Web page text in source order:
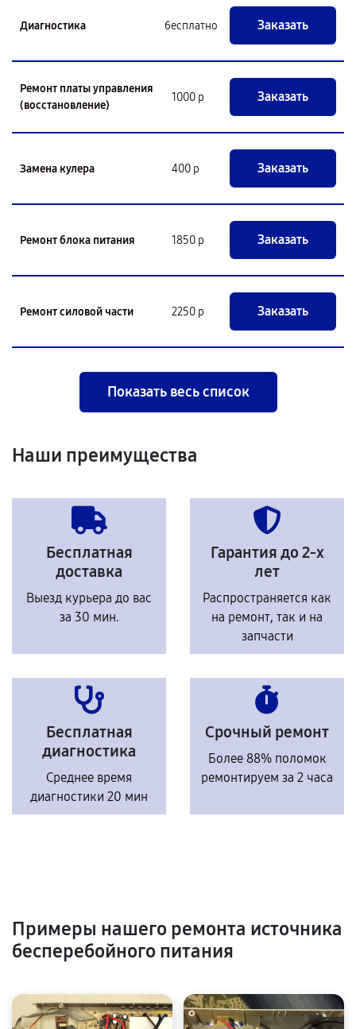
Диагностика бесплатно Заказать
Ремонт платы управления
(восстановление)
1000 р Заказать
Замена кулера 400 р Заказать
Ремонт блока питания 1850 р Заказать
Ремонт силовой части 2250 р Заказать
Показать весь список
Наши преимущества
Бесплатная
доставка
Выезд курьера до вас
за 30 мин.
Гарантия до 2-х
лет
Распространяется как
на ремонт, так и на
запчасти
Бесплатная
диагностика
Среднее время
диагностики 20 мин
Срочный ремонт
Более 88% поломок
ремонтируем за 2 часа
Примеры нашего ремонта источника
бесперебойного питания